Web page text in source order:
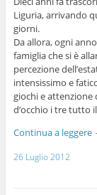
Liguria, arrivando
giorni.
Da allora, ogni
famiglia che si è
percezione
intensissimo e
giochi e attenzione
d’occhio i tre tutto
Continua a leggere
26 Luglio 2012